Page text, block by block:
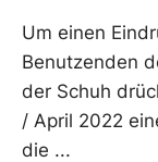
Um einen
Benutzenden
der Schuh
/ April 2022
die